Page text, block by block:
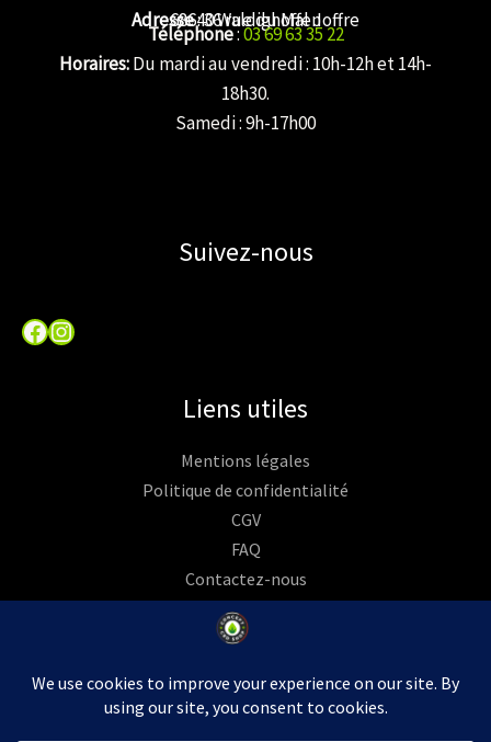
Adresse: 36 rue du Mal Joffre
68640 Waldighoffen
Téléphone:03 69 63 35 22
Horaires:Du mardi au vendredi : 10h-12h et 14h-
18h30.
Samedi : 9h-17h00
Suivez-nous
Facebook
Instagram
Liens utiles
Mentions légales
Politique de confidentialité
CGV
FAQ
Contactez-nous
Commandes
Rétractation